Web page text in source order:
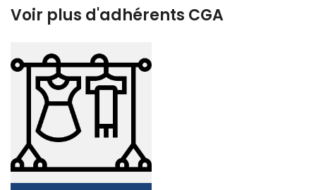
Voir plus d'adhérents CGA